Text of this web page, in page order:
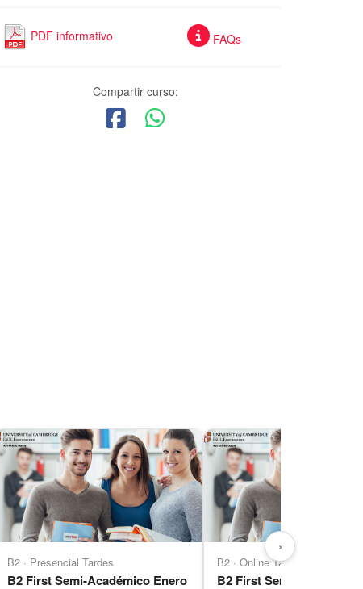
PDF informativo FAQs
Compartir curso:
B2 · Presencial Tardes
B2 First Semi-Académico Enero
B2 · Online Tardes
B2 First Semi-Académico
›